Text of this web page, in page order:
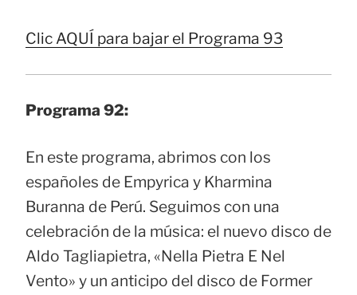
Clic AQUÍ para bajar el Programa 93
Programa 92:
En este programa, abrimos con los
españoles de Empyrica y Kharmina
Buranna de Perú. Seguimos con una
celebración de la música: el nuevo disco de
Aldo Tagliapietra, «Nella Pietra E Nel
Vento» y un anticipo del disco de Former